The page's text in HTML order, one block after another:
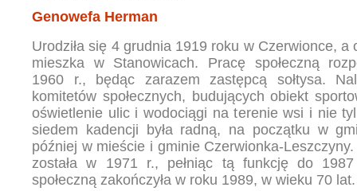
Genowefa Herman
Urodziła się 4 grudnia 1919 roku w Czerwionce, a
mieszka w Stanowicach. Pracę społeczną
1960 r., będąc zarazem zastępcą sołtysa.
komitetów społecznych, budujących obiekt
oświetlenie ulic i wodociągi na terenie wsi i nie
siedem kadencji była radną, na początku w
później w mieście i gminie Czerwionka-Leszczyny.
została w 1971 r., pełniąc tą funkcję do
społeczną zakończyła w roku 1989, w wieku 70 lat.